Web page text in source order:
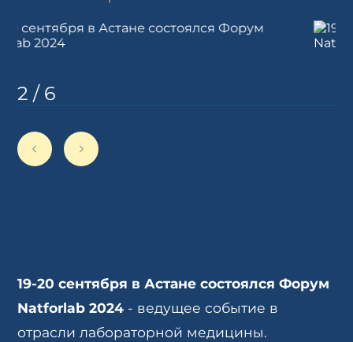
2 / 6
19-20 сентября в Астане состоялся Форум
Natforlab 2024 - ведущее событие в
отрасли лабораторной медицины.